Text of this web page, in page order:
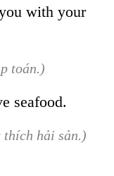
with your
toán.)
seafood.
hải sản.)